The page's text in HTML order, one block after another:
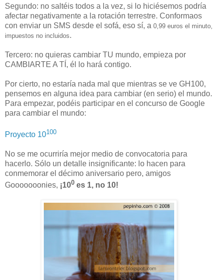
Segundo: no saltéis todos a la vez, si lo hiciésemos podría
afectar negativamente a la rotación terrestre. Conformaos
con enviar un SMS desde el sofá, eso sí, a 0,99 euros el minuto,
impuestos no incluidos.
Tercero: no quieras cambiar TU mundo, empieza por
CAMBIARTE A TÍ, él lo hará contigo.
Por cierto, no estaría nada mal que mientras se ve GH100,
pensemos en alguna idea para cambiar (en serio) el mundo.
Para empezar, podéis participar en el concurso de Google
para cambiar el mundo:
Proyecto 10100
No se me ocurriría mejor medio de convocatoria para
hacerlo. Sólo un detalle insignificante: lo hacen para
conmemorar el décimo aniversario pero, amigos
Gooooooonies, ¡100 es 1, no 10!